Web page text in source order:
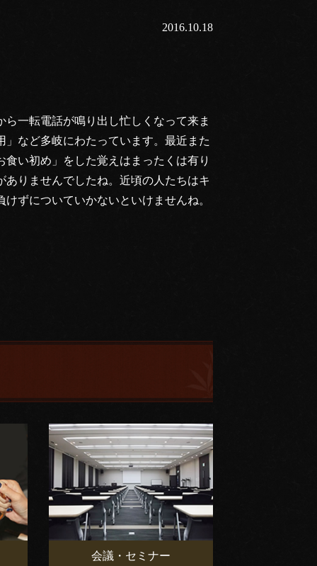
2016.10.18
一転電話が鳴り出し忙しくなって来ま
など多岐にわたっています。最近また
い初め」をした覚えはまったくは有り
りませんでしたね。近頃の人たちはキ
ずについていかないといけませんね。
会議・セミナー